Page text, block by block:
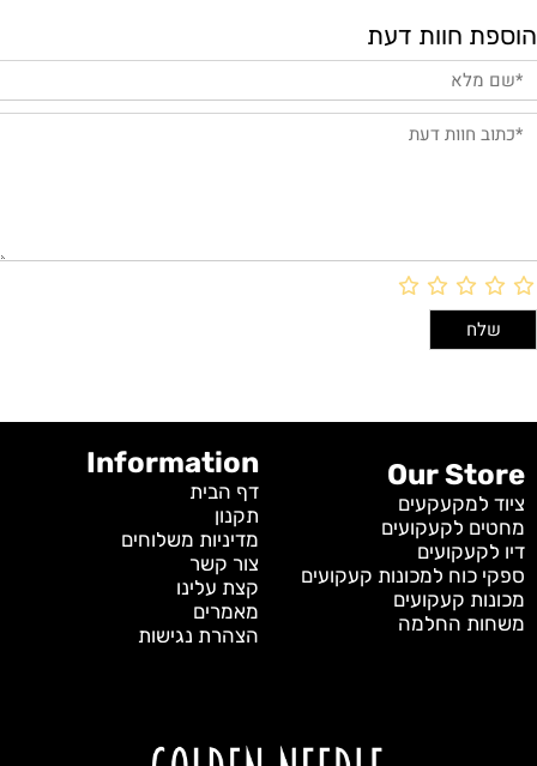
הוספת חוות דעת
Our Store
ציוד למקעקעים
מחטים לקעקועים
דיו לקעקועים
ספקי כוח למכונות קעקועים
מכונות קעקועים
משחות החלמה
Information
דף הבית
תקנון
מדיניות משלוחים
צור קשר
קצת עלינו
מאמרים
הצהרת נגישות